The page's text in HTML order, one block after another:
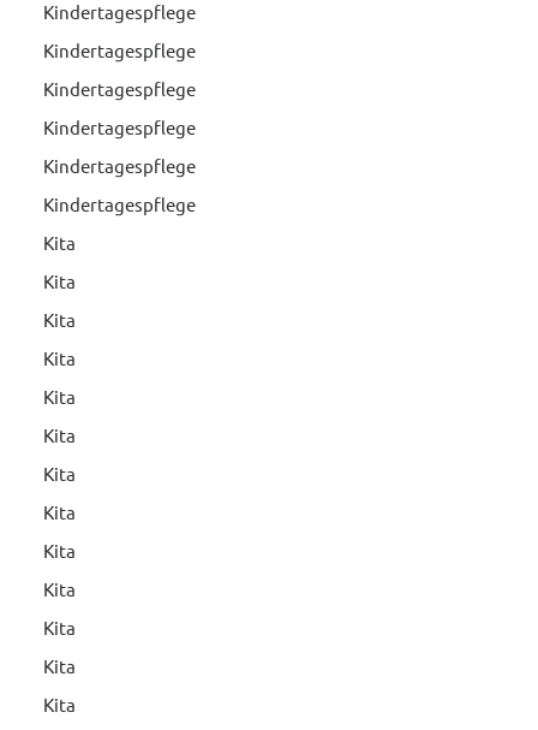
Kindertagespflege
Kindertagespflege
Kindertagespflege
Kindertagespflege
Kindertagespflege
Kindertagespflege
Kita
Kita
Kita
Kita
Kita
Kita
Kita
Kita
Kita
Kita
Kita
Kita
Kita